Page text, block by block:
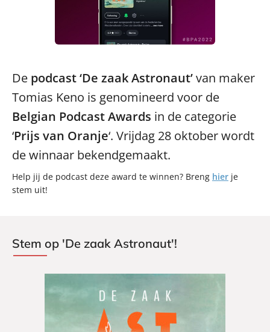
De podcast ‘De zaak Astronaut’van maker
Tomias Keno is genomineerd voor de
Belgian Podcast Awards in de categorie
‘Prijs van Oranje‘. Vrijdag 28 oktober wordt
de winnaar bekendgemaakt.
Help jij de podcast deze award te winnen? Breng hier je
stem uit!
Stem op 'De zaak Astronaut'!